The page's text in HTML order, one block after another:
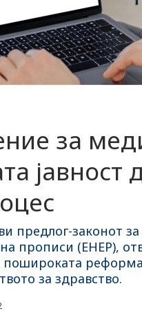
за
јавност
предлог-законот
прописи (ЕНЕР),
пошироката
за здравство.